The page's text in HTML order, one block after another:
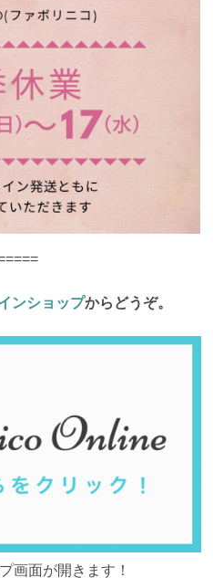
ンショップからどうぞ。
画面が開きます！